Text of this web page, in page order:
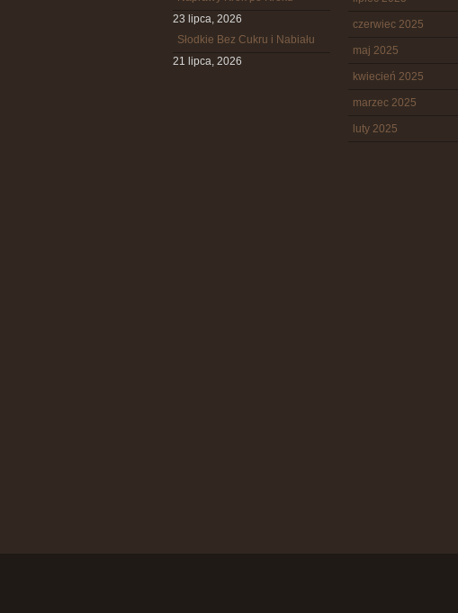
23 lipca, 2026
Słodkie Bez Cukru i Nabiału
21 lipca, 2026
czerwiec 2025
maj 2025
kwiecień 2025
marzec 2025
luty 2025